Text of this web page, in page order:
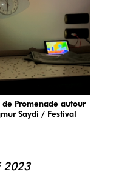
Promenade autour
Saydi / Festival
2023